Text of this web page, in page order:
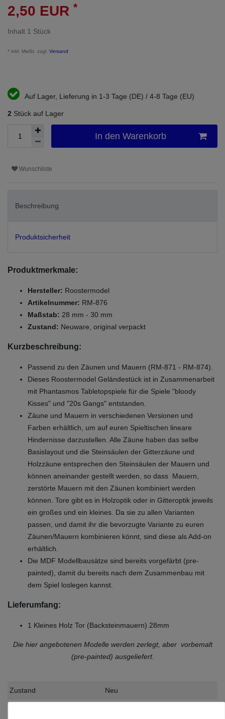
2,50 EUR *
Inhalt 1 Stück
* inkl. MwSt. zzgl. Versand
Auf Lager, Lieferung in 1-3 Tage (DE) / 4-8 Tage (EU)
2 Stück auf Lager
In den Warenkorb
Wunschliste
Beschreibung
Produktsicherheit
Produktmerkmale:
Hersteller: Roostermodel
Artikelnummer: RM-876
Maßstab: 28 mm - 30 mm
Zustand: Neuware, original verpackt
Kurzbeschreibung:
Passend zu den Zäunen und Mauern (RM-871 - RM-874).
Dieses Roostermodel Geländestück ist in Zusammenarbeit
mit Phantasmos Tabletopspiele für die Spiele "bloody
Kisses" und "20s Gangs" entstanden.
Zäune und Mauern in verschiedenen Versionen und
Farben erhältlich, um auf euren Spieltischen lineare
Hindernisse darzustellen. Alle Zäune haben das selbe
Basislayout und die Steinsäulen der Gitterzäune und
Holzzäune entsprechen den Steinsäulen der Mauern und
können aneinander gestellt werden, so dass Mauern,
zerstörte Mauern mit den Zäunen kombiniert werden
können. Tore gibt es in Holzoptik oder in Gitteroptik jeweils
ein großes und ein kleines. Da sie zu allen Varianten
passen, und damit ihr die bevorzugte Variante zu euren
Zäunen/Mauern kombinieren könnt, sind diese als Add-on
erhältlich.
Die MDF Modellbausätze sind bereits vorgefärbt (pre-
painted), damit du bereits nach dem Zusammenbau mit
dem Spiel loslegen kannst.
Lieferumfang:
1 Kleines Holz Tor (Backsteinmauern) 28mm
Die hier angebotenen Modelle werden zerlegt, aber vorbemalt
(pre-painted) ausgeliefert.
Zustand Neu